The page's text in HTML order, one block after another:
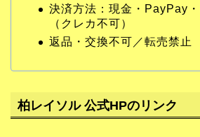
決済方法：現金・PayPay
（クレカ不可）
返品・交換不可／転売禁止
柏レイソル 公式HPのリンク